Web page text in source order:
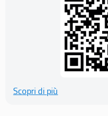
Scopri di più